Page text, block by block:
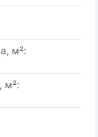
м²:
м²: